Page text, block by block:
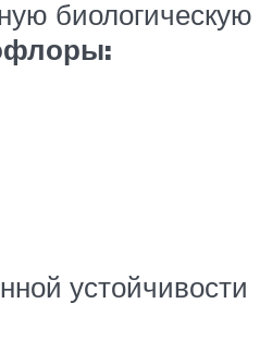
биологическую
устойчивости